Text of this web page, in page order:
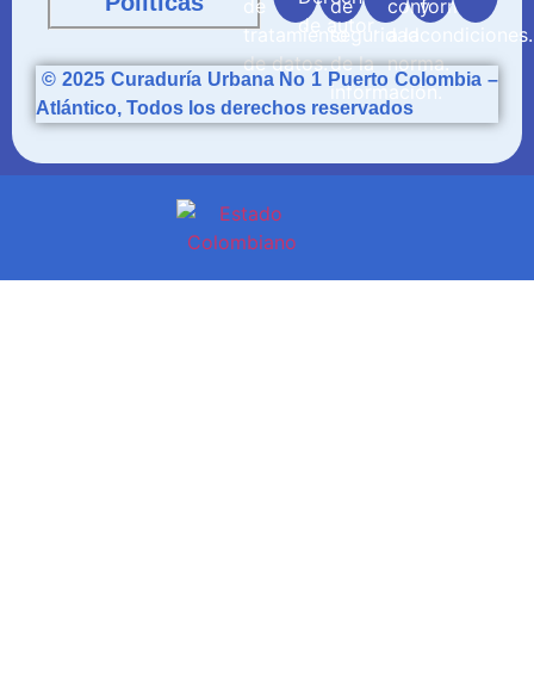
© 2025 CuraduríaUrbana No 1 Puerto Colombia –
Atlántico, Todos los derechos reservados